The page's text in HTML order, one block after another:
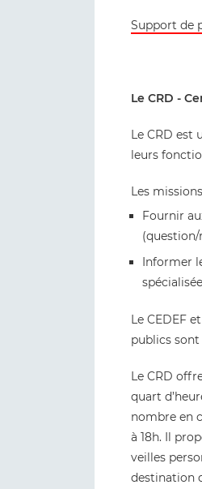
Support de
Le CRD -
Le CRD est
leurs
Les
Fournir
Informer
Le CEDEF
publics
Le CRD
quart
nombre en
à 18h. Il
veilles
destination